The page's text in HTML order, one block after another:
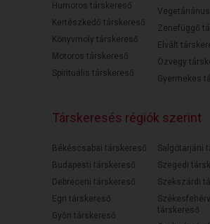
Humoros társkereső
Kertészkedő társkereső
Könyvmoly társkereső
Motoros társkereső
Spirituális társkereső
Zenefüggő
Elvált
Özvegy
Gyermekes
Társkeresés régiók szerint
Békéscsabai társkereső
Budapesti társkereső
Debreceni társkereső
Egri társkereső
Győri társkereső
Salgótarjáni
Szegedi
Szekszárdi
társkereső